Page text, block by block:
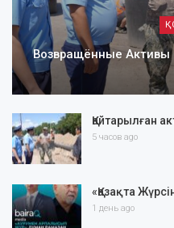
Возвращённые Активы
Қайтарылған
5 часов ago
«Қазақта
1 день ago